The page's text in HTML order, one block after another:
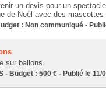
un devis pour un
de Noël avec des
: Non communiqué -
sur ballons
- Budget : 500 € - Publié le 11/